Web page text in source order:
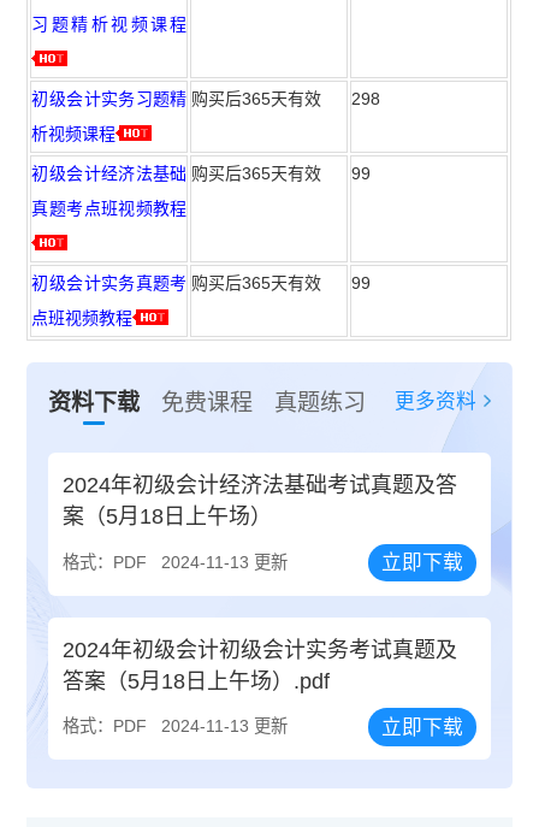
习题精析视频课程
初级会计实务习题精
析视频课程
购买后365天有效 298
初级会计经济法基础
真题考点班视频教程
购买后365天有效 99
初级会计实务真题考
点班视频教程
购买后365天有效 99
资料下载 免费课程 真题练习 更多资料
2024年初级会计经济法基础考试真题及答
案（5月18日上午场）
格式：PDF 2024-11-13 更新 立即下载
2024年初级会计初级会计实务考试真题及
答案（5月18日上午场）.pdf
格式：PDF 2024-11-13 更新 立即下载